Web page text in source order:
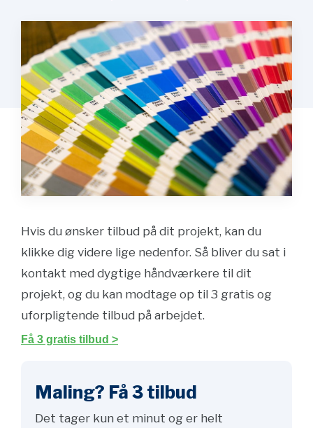
Hvis du ønsker tilbud på dit projekt, kan du
klikke dig videre lige nedenfor. Så bliver du sat i
kontakt med dygtige håndværkere til dit
projekt, og du kan modtage op til 3 gratis og
uforpligtende tilbud på arbejdet.
Få 3 gratis tilbud >
Maling? Få 3 tilbud
Det tager kun et minut og er helt